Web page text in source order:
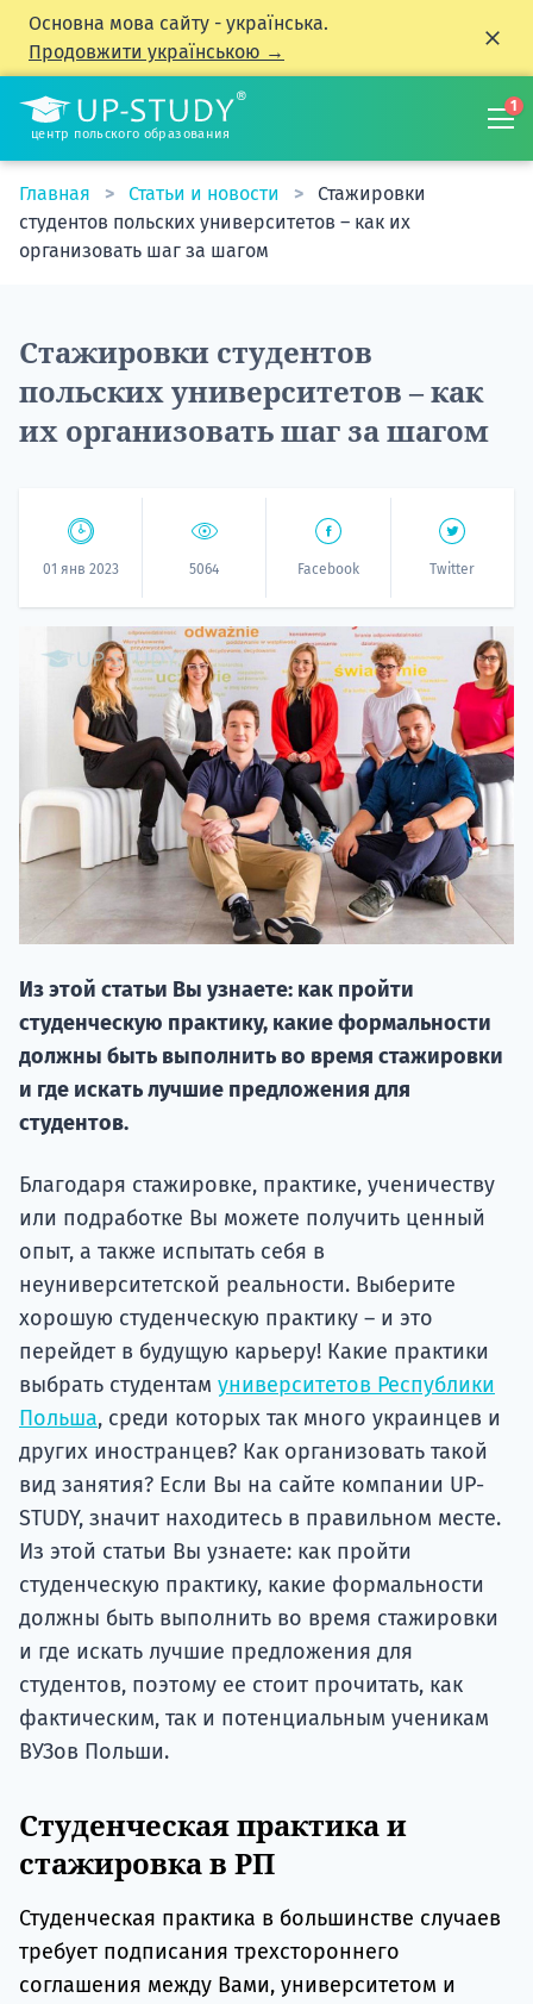
Основна мова сайту - українська.
Продовжити українською →
центр польского образования
1
Главная Статьи и новости
Стажировки
студентов польских университетов – как их
организовать шаг за шагом
Стажировки студентов
польских университетов – как
их организовать шаг за шагом
01 янв 2023 5064 Facebook Twitter
Из этой статьи Вы узнаете: как пройти
студенческую практику, какие формальности
должны быть выполнить во время стажировки
и где искать лучшие предложения для
студентов.
Благодаря стажировке, практике, ученичеству
или подработке Вы можете получить ценный
опыт, а также испытать себя в
неуниверситетской реальности. Выберите
хорошую студенческую практику – и это
перейдет в будущую карьеру! Какие практики
выбрать студентам университетов Республики
Польша, среди которых так много украинцев и
других иностранцев? Как организовать такой
вид занятия? Если Вы на сайте компании UP-
STUDY, значит находитесь в правильном месте.
Из этой статьи Вы узнаете: как пройти
студенческую практику, какие формальности
должны быть выполнить во время стажировки
и где искать лучшие предложения для
студентов, поэтому ее стоит прочитать, как
фактическим, так и потенциальным ученикам
ВУЗов Польши.
Студенческая практика и
стажировка в РП
Студенческая практика в большинстве случаев
требует подписания трехстороннего
соглашения между Вами, университетом и
20.09